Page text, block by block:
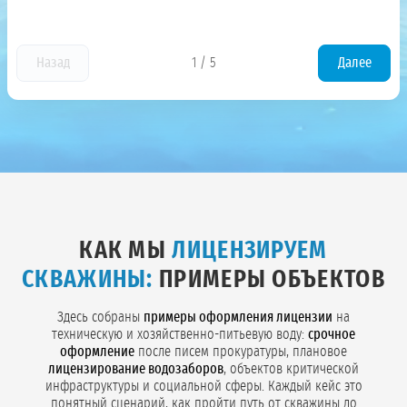
Назад 1 / 5 Далее
КАК МЫЛИЦЕНЗИРУЕМ
СКВАЖИНЫ: ПРИМЕРЫ ОБЪЕКТОВ
Здесь собраны примеры оформления лицензии на
техническую и хозяйственно-питьевую воду: срочное
оформление после писем прокуратуры, плановое
лицензирование водозаборов, объектов критической
инфраструктуры и социальной сферы. Каждый кейс это
понятный сценарий, как пройти путь от скважины до